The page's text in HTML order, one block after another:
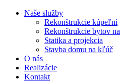
Naše služby
Rekonštrukcie kúpeľní
Rekonštrukcie bytov
Statika a projekcia
Stavba domu na kľúč
O nás
Realizácie
Kontakt